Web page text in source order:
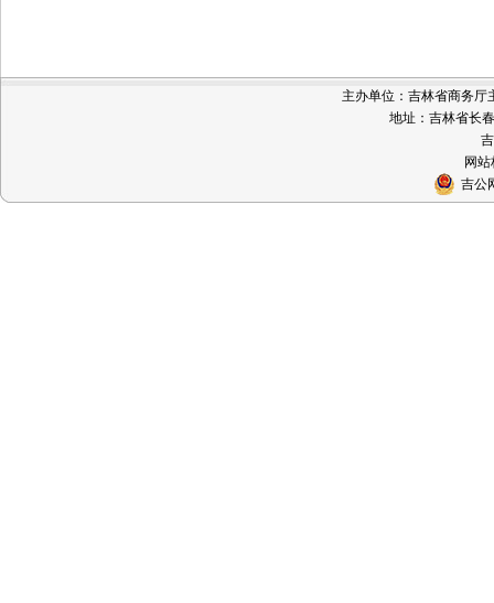
主办单位：吉林省商务
地址：吉林省长
网
吉公